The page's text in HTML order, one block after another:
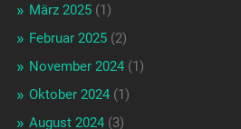
März 2025(1)
Februar 2025(2)
November 2024(1)
Oktober 2024(1)
August 2024(3)